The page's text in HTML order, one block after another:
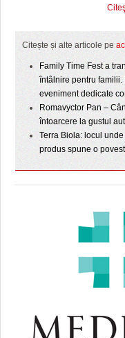
Citește și alte articole pe
Family Time Fest a
întâlnire pentru familii.
eveniment dedicate
Romavyctor Pan –
întoarcere la gustul
Terra Biola: locul
produs spune o